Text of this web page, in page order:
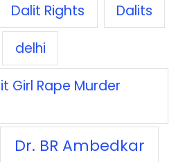
Dalit Rights Dalits
delhi
Girl Rape Murder
Dr. BR Ambedkar